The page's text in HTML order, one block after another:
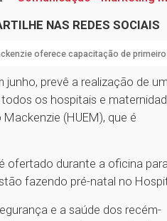
NAS REDES SOCIAIS
oferece capacitação de
junho, prevê a realização de um
os hospitais e
(HUEM), que é
ofertado durante a oficina
fazendo pré-natal no
e a saúde dos recém-